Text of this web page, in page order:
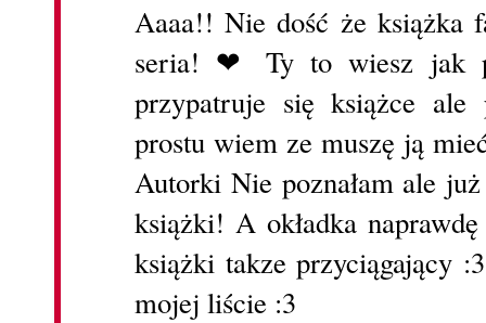
Aaaa!! Nie dość że książka
seria! ❤ Ty to wiesz jak
przypatruje się książce
prostu wiem ze muszę ją
Autorki Nie poznałam ale
książki! A okładka
książki takze przyciągający
mojej liście :3